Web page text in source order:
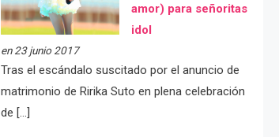
amor) para señoritas
idol
en 23 junio 2017
Tras el escándalo suscitado por el anuncio de
matrimonio de Ririka Suto en plena celebración
de […]